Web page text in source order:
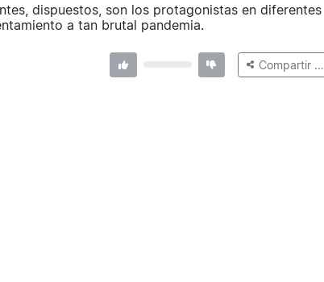
dispuestos, son los protagonistas en diferentes
a tan brutal pandemia.
Compartir …